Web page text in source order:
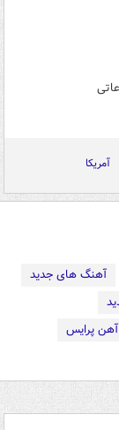
آمریکا
آهنگ های جدید
پرایس